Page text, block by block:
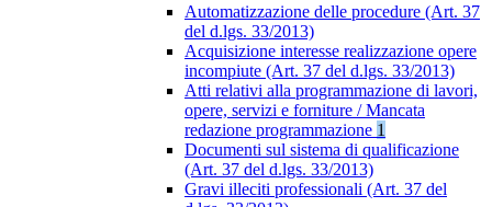
Automatizzazione delle procedure (Art. 37
del d.lgs. 33/2013)
Acquisizione interesse realizzazione opere
incompiute (Art. 37 del d.lgs. 33/2013)
Atti relativi alla programmazione di lavori,
opere, servizi e forniture / Mancata
redazione programmazione 1
Documenti sul sistema di qualificazione
(Art. 37 del d.lgs. 33/2013)
Gravi illeciti professionali (Art. 37 del